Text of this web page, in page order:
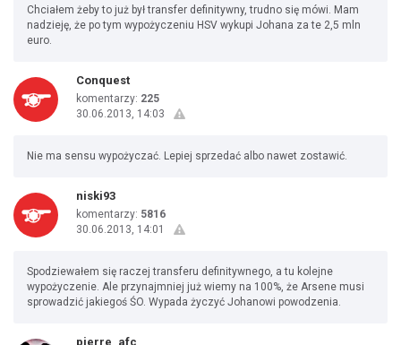
Chciałem żeby to już był transfer definitywny, trudno się mówi. Mam
nadzieję, że po tym wypożyczeniu HSV wykupi Johana za te 2,5 mln
euro.
Conquest
komentarzy: 225
30.06.2013, 14:03
Nie ma sensu wypożyczać. Lepiej sprzedać albo nawet zostawić.
niski93
komentarzy: 5816
30.06.2013, 14:01
Spodziewałem się raczej transferu definitywnego, a tu kolejne
wypożyczenie. Ale przynajmniej już wiemy na 100%, że Arsene musi
sprowadzić jakiegoś ŚO. Wypada życzyć Johanowi powodzenia.
pierre_afc